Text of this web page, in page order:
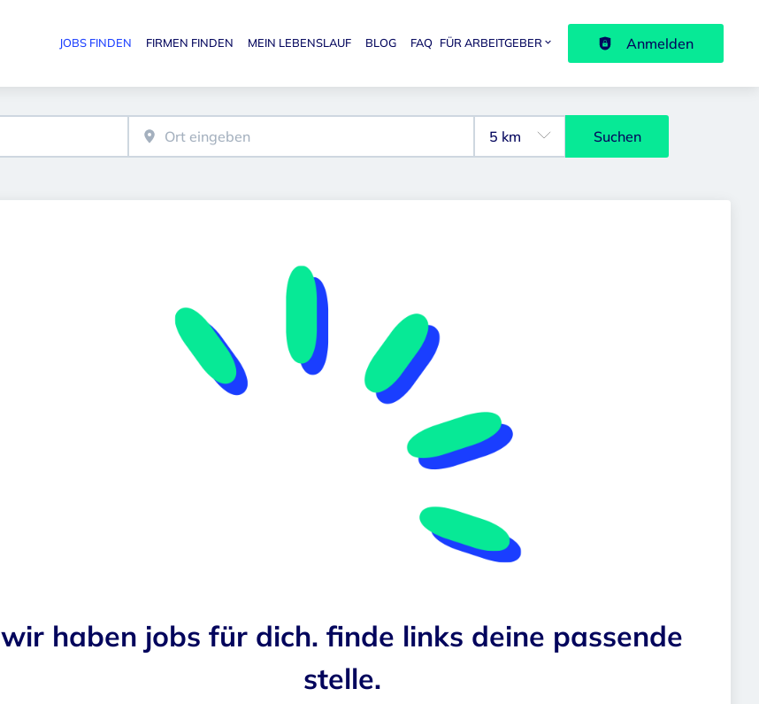
Haupt-Navigation
JOBS FINDEN FIRMEN FINDEN MEIN LEBENSLAUF BLOG FAQ FÜR ARBEITGEBER Anmelden
Suchen
wir haben jobs für dich. finde links deine passende
stelle.